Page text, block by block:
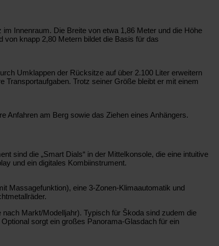
Innenraum. Die Breite von etwa 1,86 Meter und die Höhe
knapp 2,80 Metern bildet die Basis für das
Umklappen der Rücksitze auf über 2.100 Liter erweitern
Trotz seiner Größe bleibt er mit einem
Anfahren am Berg sowie das Ziehen eines Anhängers.
sind die „Smart Dials“ in der Mittelkonsole, die eine intuitive
und ein digitales Kombiinstrument.
Massagefunktion), eine 3-Zonen-Klimaautomatik und
Markt/Modelljahr). Typisch für Škoda sind zudem die
sorgt ein großes Panorama-Glasdach für ein